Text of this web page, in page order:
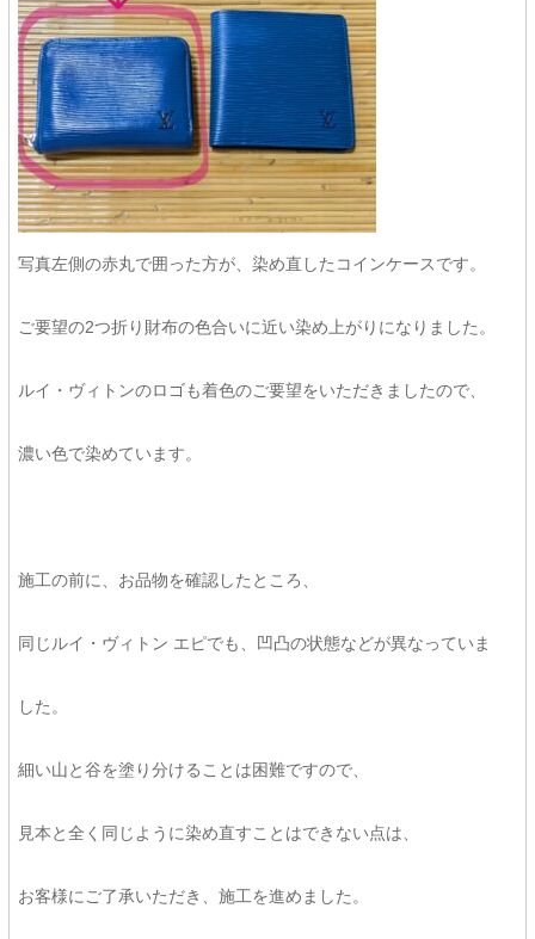
写真左側の赤丸で囲った方が、染め直したコインケースです。
ご要望の2つ折り財布の色合いに近い染め上がりになりました。
ルイ・ヴィトンのロゴも着色のご要望をいただきましたので、
濃い色で染めています。
施工の前に、お品物を確認したところ、
同じルイ・ヴィトン エピでも、凹凸の状態などが異なっていま
した。
細い山と谷を塗り分けることは困難ですので、
見本と全く同じように染め直すことはできない点は、
お客様にご了承いただき、施工を進めました。